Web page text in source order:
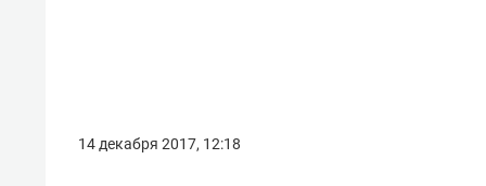
14 декабря 2017, 12:18